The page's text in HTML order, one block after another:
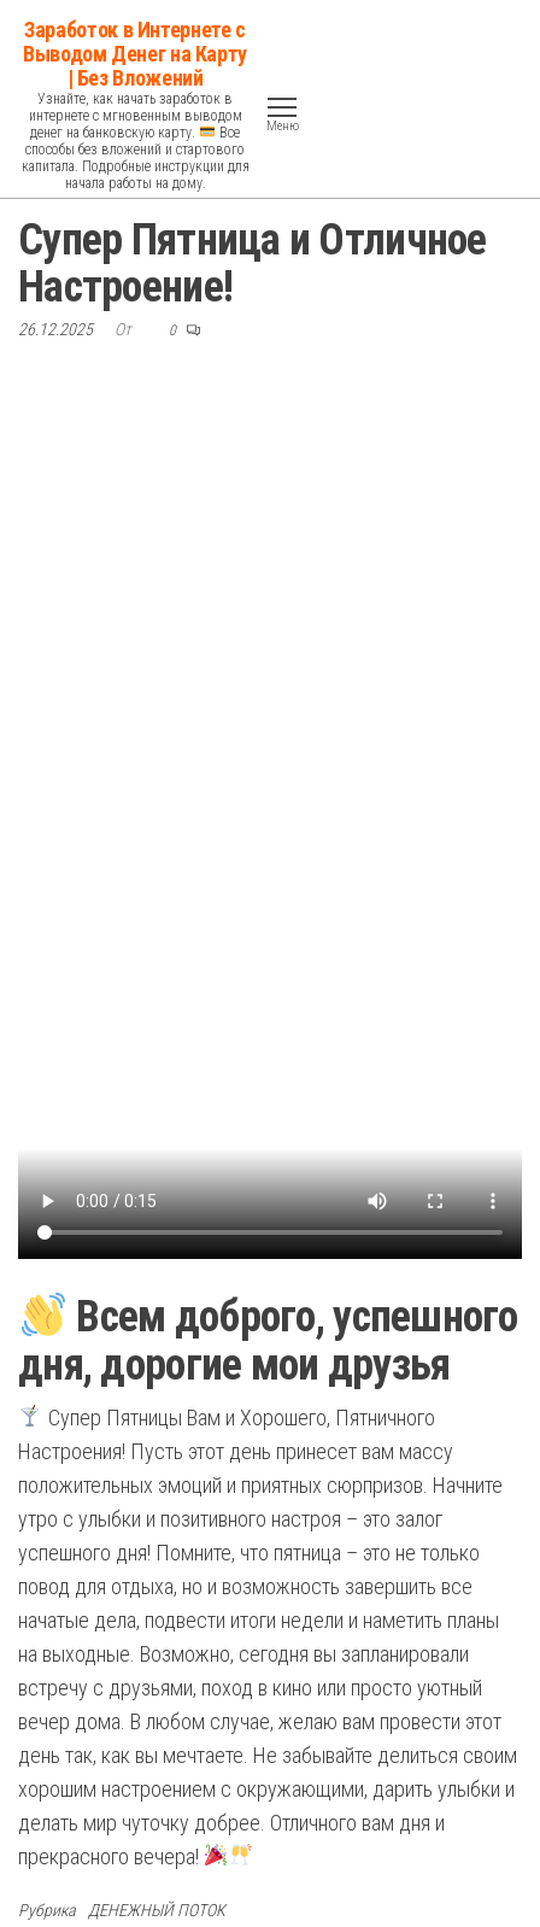
Перейти
содержимому
Заработок в Интернете с
Выводом Денег на Карту
| Без Вложений
Узнайте, как начать заработок в
интернете с мгновенным выводом
денег на банковскую карту.
Все
способы без вложений и стартового
капитала. Подробные инструкции для
начала работы на дому.
Меню
Супер Пятница и Отличное
Настроение!
26.12.2025 От 0
Всем доброго, успешного
дня, дорогие мои друзья
Супер Пятницы Вам и Хорошего, Пятничного
Настроения! Пусть этот день принесет вам массу
положительных эмоций и приятных сюрпризов. Начните
утро с улыбки и позитивного настроя – это залог
успешного дня! Помните, что пятница – это не только
повод для отдыха, но и возможность завершить все
начатые дела, подвести итоги недели и наметить планы
на выходные. Возможно, сегодня вы запланировали
встречу с друзьями, поход в кино или просто уютный
вечер дома. В любом случае, желаю вам провести этот
день так, как вы мечтаете. Не забывайте делиться своим
хорошим настроением с окружающими, дарить улыбки и
делать мир чуточку добрее. Отличного вам дня и
прекрасного вечера!
Рубрика ДЕНЕЖНЫЙ ПОТОК